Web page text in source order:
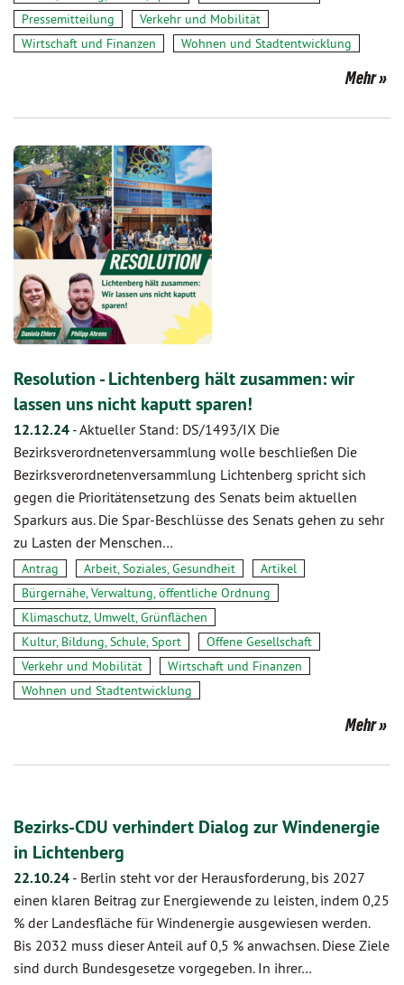
Pressemitteilung
Verkehr und Mobilität
Wirtschaft und Finanzen
Wohnen und Stadtentwicklung
Mehr
Resolution - Lichtenberg hält zusammen: wir
lassen uns nicht kaputt sparen!
12.12.24 -Aktueller Stand: DS/1493/IX Die
Bezirksverordnetenversammlung wolle beschließen Die
Bezirksverordnetenversammlung Lichtenberg spricht sich
gegen die Prioritätensetzung des Senats beim aktuellen
Sparkurs aus. Die Spar-Beschlüsse des Senats gehen zu sehr
zu Lasten der Menschen…
Antrag Arbeit, Soziales, Gesundheit
Artikel
Bürgernähe, Verwaltung, öffentliche Ordnung
Klimaschutz, Umwelt, Grünflächen
Kultur, Bildung, Schule, Sport
Offene Gesellschaft
Verkehr und Mobilität
Wirtschaft und Finanzen
Wohnen und Stadtentwicklung
Mehr
Bezirks-CDU verhindert Dialog zur Windenergie
in Lichtenberg
22.10.24 - Berlin steht vor der Herausforderung, bis 2027
einen klaren Beitrag zur Energiewende zu leisten, indem 0,25
% der Landesfläche für Windenergie ausgewiesen werden.
Bis 2032 muss dieser Anteil auf 0,5 % anwachsen. Diese Ziele
sind durch Bundesgesetze vorgegeben. In ihrer…